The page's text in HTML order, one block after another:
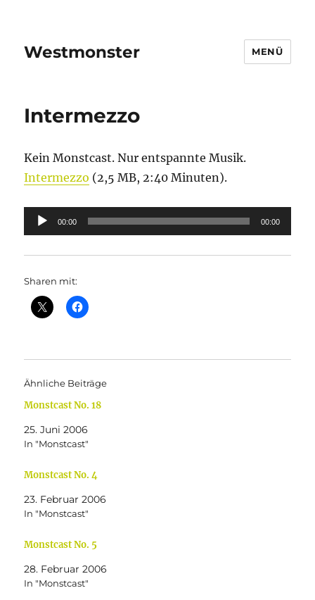
Westmonster MENÜ
Intermezzo
Kein Monstcast. Nur entspannte Musik.
Intermezzo (2,5 MB, 2:40 Minuten).
Audio-
Player
00:00 00:00
Sharen mit:
Ähnliche Beiträge
Monstcast No. 18
25. Juni 2006
In "Monstcast"
Monstcast No. 4
23. Februar 2006
In "Monstcast"
Monstcast No. 5
28. Februar 2006
In "Monstcast"